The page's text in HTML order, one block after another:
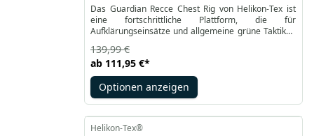
Das Guardian Recce Chest Rig von Helikon-Tex ist
eine fortschrittliche Plattform, die für
Aufklärungseinsätze und allgemeine grüne Taktiken
ausgestattet, die mit Schnallen verschlossen werden
und AK/AR-Magazine aufnehmen können. Auf der
Vorderseite befindet sich eine große
Administrations-Tasche, die mit weichem Klett
ausgekleidet ist, sodass das Innere mithilfe von
individuell angepasst werden kann.
ab 111,95 €*
139,99 €
Optionen anzeigen
Helikon-Tex®